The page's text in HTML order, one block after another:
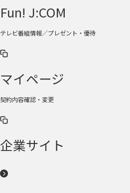
Fun! J:COM
テレビ番組情報／プレゼント・優待
マイページ
契約内容確認・変更
企業サイト